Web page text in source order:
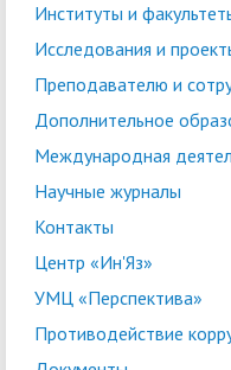
Институты и
Исследования и
Преподавателю и
Дополнительное
Международная
Научные журналы
Контакты
Центр «Ин'Яз»
УМЦ «Перспектива»
Противодействие